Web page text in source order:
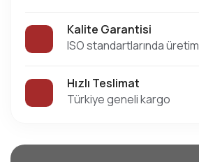
Kalite Garantisi
ISO standartlarında üretim
Hızlı Teslimat
Türkiye geneli kargo